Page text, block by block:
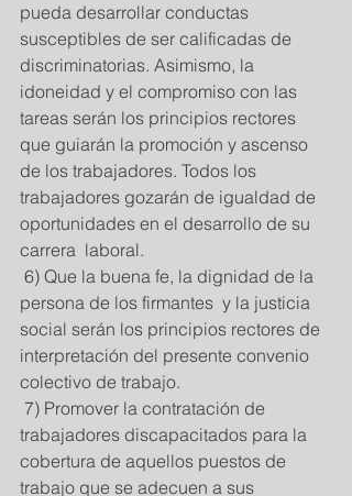
pueda desarrollar conductas
susceptibles de ser calificadas de
discriminatorias. Asimismo, la
idoneidad y el compromiso con las
tareas serán los principios rectores
que guiarán la promoción y ascenso
de los trabajadores. Todos los
trabajadores gozarán de igualdad de
oportunidades en el desarrollo de su
carrera  laboral.
persona de los firmantes  y la justicia
social serán los principios rectores de
interpretación del presente convenio
colectivo de trabajo.
trabajadores discapacitados para la
cobertura de aquellos puestos de
trabajo que se adecuen a sus